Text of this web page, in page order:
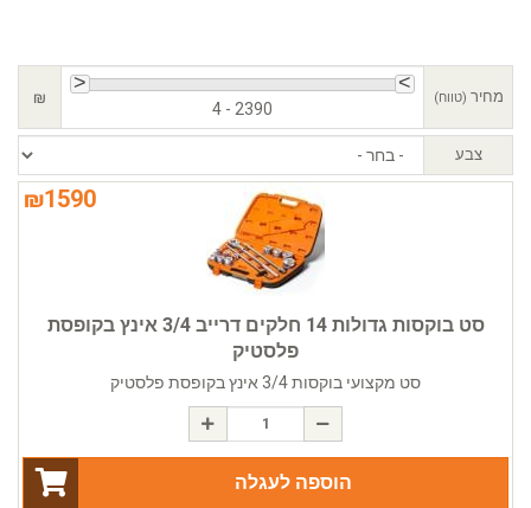
מחיר (טווח)
4 - 2390
₪
צבע
₪1590
סט בוקסות גדולות 14 חלקים דרייב 3/4 אינץ בקופסת
פלסטיק
סט מקצועי בוקסות 3/4 אינץ בקופסת פלסטיק
הוספה לעגלה